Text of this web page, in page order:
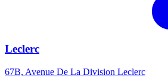
Leclerc
67B, Avenue De La Division Leclerc